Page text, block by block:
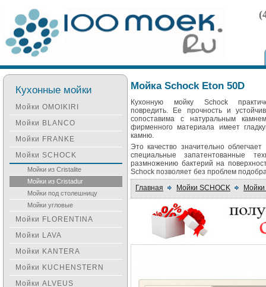
Мойка Schock Eton 50D
Кухонную мойку Schock
повредить. Ее прочность и
сопоставима с натуральным
фирменного материала имеет
камню.
Это качество значительно
специальные запатентованные
размножению бактерий на
Schock позволяет без проблем
Главная
Мойки SCHOCK Мойки
Кухонные мойки
Мойки OMOIKIRI
Мойки BLANCO
Мойки FRANKE
Мойки SCHOCK
Мойки из Cristalite
Мойки из Cristadur
Мойки под столешницу
Мойки угловые
Мойки FLORENTINA
Мойки LAVA
Мойки KANTERA
Мойки KUCHENSTERN
Мойки ALVEUS